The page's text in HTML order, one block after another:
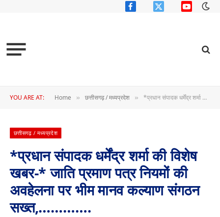
FacebookX
YouTube
YOU ARE AT: Home » छत्तीसगढ़ / मध्यप्रदेश » *प्रधान संपादक धर्मेंद्र शर्मा की विशेष खबर-* जाति प्रमाण पत्र नियमों की अवहेलना पर भीम मानव कल्याण संगठन सख्त,………….
छत्तीसगढ़ / मध्यप्रदेश
*प्रधान संपादक धर्मेंद्र शर्मा की विशेष
खबर-* जाति प्रमाण पत्र नियमों की
अवहेलना पर भीम मानव कल्याण संगठन
सख्त,………….